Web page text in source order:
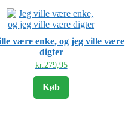
være enke, og jeg ville være
digter
kr.279,95
Køb